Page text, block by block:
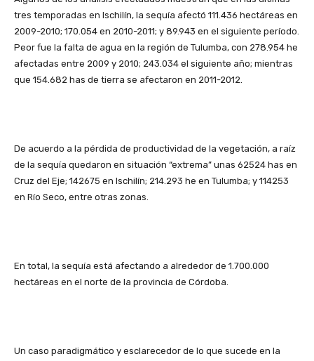
tres temporadas en Ischilín, la sequía afectó 111.436 hectáreas en
2009-2010; 170.054 en 2010-2011; y 89.943 en el siguiente período.
Peor fue la falta de agua en la región de Tulumba, con 278.954 he
afectadas entre 2009 y 2010; 243.034 el siguiente año; mientras
que 154.682 has de tierra se afectaron en 2011-2012.
De acuerdo a la pérdida de productividad de la vegetación, a raíz
de la sequía quedaron en situación “extrema” unas 62524 has en
Cruz del Eje; 142675 en Ischilín; 214.293 he en Tulumba; y 114253
en Río Seco, entre otras zonas.
En total, la sequía está afectando a alrededor de 1.700.000
hectáreas en el norte de la provincia de Córdoba.
Un caso paradigmático y esclarecedor de lo que sucede en la